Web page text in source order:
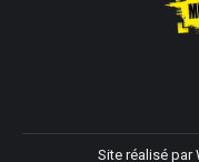
Site réalisé par